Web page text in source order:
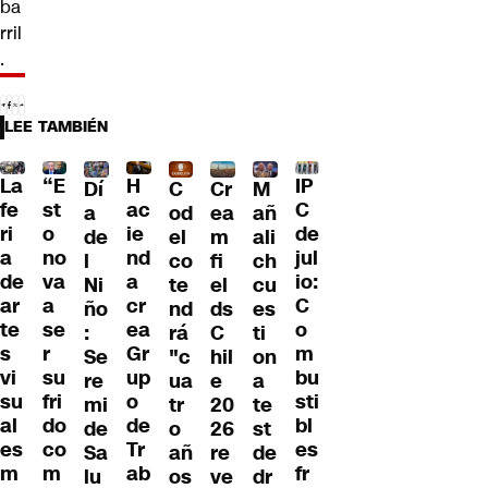
ba
rril
.
LEE TAMBIÉN
La
fe
ri
a
de
ar
te
s
vi
su
al
es
m
“E
st
o
no
va
a
se
r
su
fri
do
co
m
Dí
a
de
l
Ni
ño
:
Se
re
mi
de
Sa
lu
H
ac
ie
nd
a
cr
ea
Gr
up
o
de
Tr
ab
C
od
el
co
te
nd
rá
"c
ua
tr
o
añ
os
Cr
ea
m
fi
el
ds
C
hil
e
20
26
re
ve
M
añ
ali
ch
cu
es
ti
on
a
te
st
de
dr
IP
C
de
jul
io:
C
o
m
bu
sti
bl
es
fr